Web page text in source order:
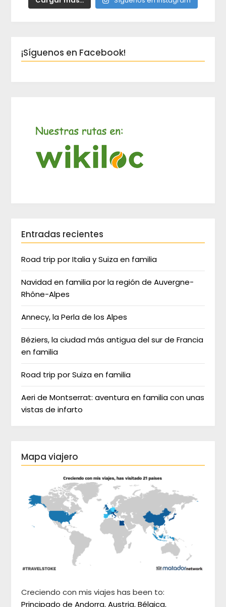
¡Síguenos en Facebook!
Entradas recientes
Road trip por Italia y Suiza en familia
Navidad en familia por la región de Auvergne-
Rhône-Alpes
Annecy, la Perla de los Alpes
Béziers, la ciudad más antigua del sur de Francia
en familia
Road trip por Suiza en familia
Aeri de Montserrat: aventura en familia con unas
vistas de infarto
Mapa viajero
Creciendo con mis viajes has been to:
Principado de Andorra,Austria,Bélgica,